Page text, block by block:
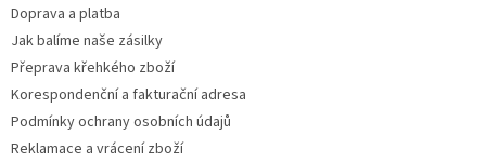
ý
Doprava a platba
Jak balíme naše zásilky
Přeprava křehkého zboží
Korespondenční a fakturační adresa
Podmínky ochrany osobních údajů
Reklamace a vrácení zboží